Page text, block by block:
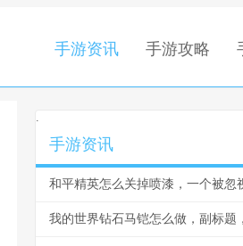
手游资讯 手游攻略
.
手游资讯
和平精英怎么关掉喷漆，一个被忽